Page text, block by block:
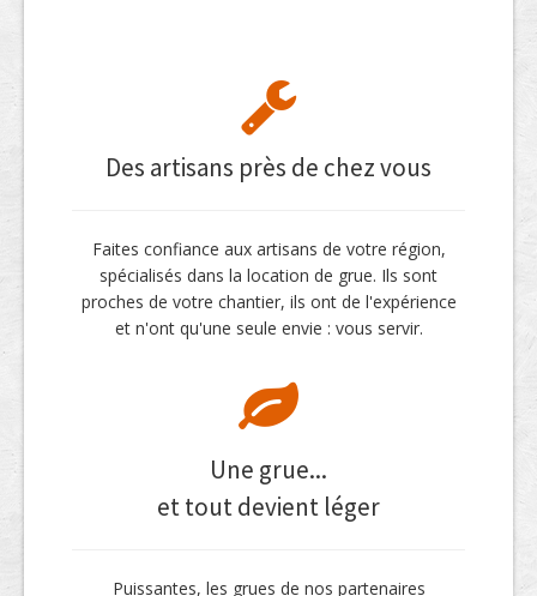
Des artisans près de chez vous
Faites confiance aux artisans de votre région,
spécialisés dans la location de grue. Ils sont
proches de votre chantier, ils ont de l'expérience
et n'ont qu'une seule envie : vous servir.
Une grue...
et tout devient léger
Puissantes, les grues de nos partenaires